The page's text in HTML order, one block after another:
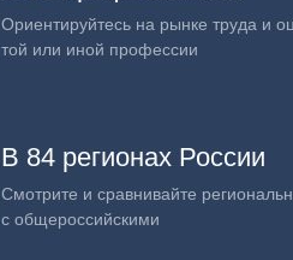
Ориентируйтесь на рынке труда и
той или иной профессии
В 84 регионах России
Смотрите и сравнивайте
с общероссийскими